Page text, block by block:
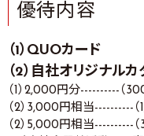
優待内容
（1）QUOカード
（2）自社オリジナル
（1）2,000円分----------（
（2）3,000円相当----------（
（2）5,000円相当----------